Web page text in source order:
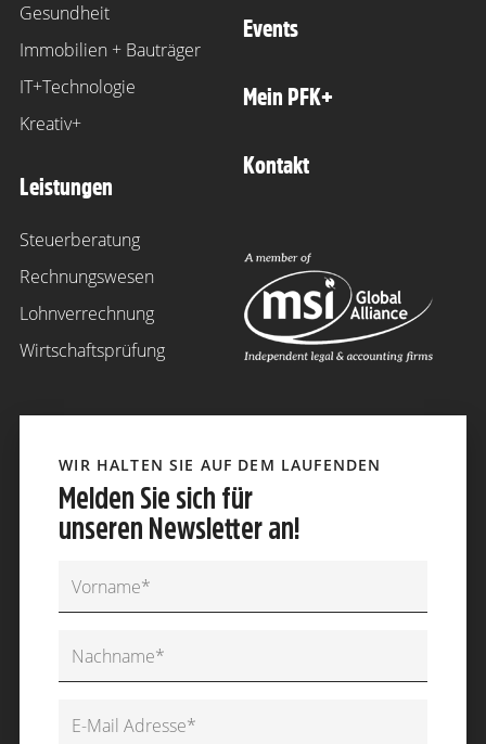
Gesundheit
Immobilien + Bauträger
IT+Technologie
Kreativ+
Leistungen
Steuerberatung
Rechnungswesen
Lohnverrechnung
Wirtschaftsprüfung
Events
Mein PFK+
Kontakt
WIR HALTEN SIE AUF DEM LAUFENDEN
Melden Sie sich für
unseren Newsletter an!